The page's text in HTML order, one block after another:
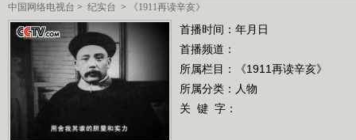
中国网络电视台 > 纪实台 > 《1911再读辛亥》
首播时间：年月日
首播频道：
所属栏目：
《1911再读辛亥》
所属分类：人物
关 键 字：